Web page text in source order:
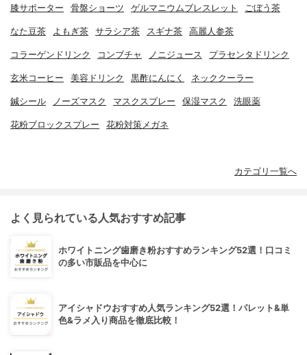
膝サポーター 骨盤ショーツ ゲルマニウムブレスレット ごぼう茶
なた豆茶 よもぎ茶 サラシア茶 スギナ茶 高麗人参茶
コラーゲンドリンク コンブチャ ノニジュース プラセンタドリンク
玄米コーヒー 美容ドリンク 黒酢にんにく ネッククーラー
鍼シール ノーズマスク マスクスプレー 保湿マスク 洗眼薬
花粉ブロックスプレー 花粉対策メガネ
カテゴリ一覧へ
よく見られている人気おすすめ記事
ホワイトニング歯磨き粉おすすめランキング52選！口コミ
の多い市販品を中心に
アイシャドウおすすめ人気ランキング52選！パレット&単
色&ラメ入り商品を徹底比較！